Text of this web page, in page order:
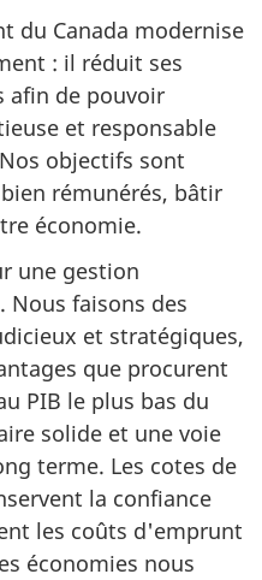
du Canada modernise
: il réduit ses
afin de pouvoir
et responsable
objectifs sont
rémunérés, bâtir
économie.
une gestion
Nous faisons des
et stratégiques,
que procurent
PIB le plus bas du
solide et une voie
terme. Les cotes de
la confiance
les coûts d'emprunt
économies nous